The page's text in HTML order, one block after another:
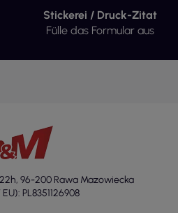
Stickerei / Druck-Zitat
Fülle das Formular aus
, 96-200 Rawa Mazowiecka
EU): PL8351126908